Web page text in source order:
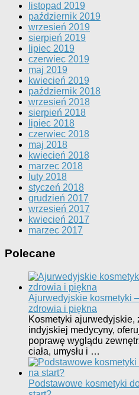
listopad 2019
październik 2019
wrzesień 2019
sierpień 2019
lipiec 2019
czerwiec 2019
maj 2019
kwiecień 2019
październik 2018
wrzesień 2018
sierpień 2018
lipiec 2018
czerwiec 2018
maj 2018
kwiecień 2018
marzec 2018
luty 2018
styczeń 2018
grudzień 2017
wrzesień 2017
kwiecień 2017
marzec 2017
Polecane
Ajurwedyjskie kosmetyki
zdrowia i piękna
Kosmetyki ajurwedyjskie,
indyjskiej medycyny,
poprawę wyglądu
ciała, umysłu i …
Podstawowe kosmetyki